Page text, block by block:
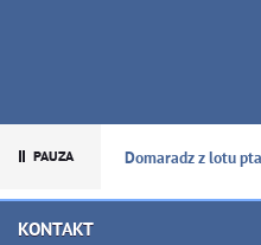
Domaradz z lotu
KONTAKT